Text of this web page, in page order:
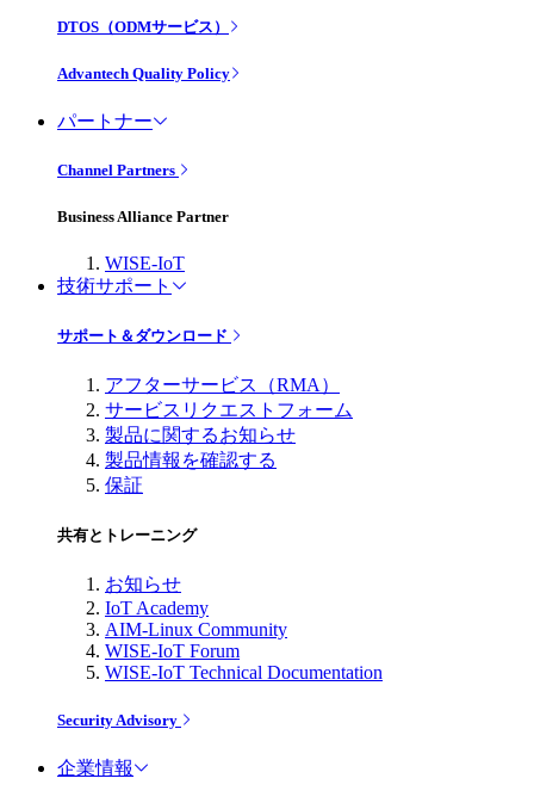
DTOS（ODMサービス）
Advantech Quality Policy
パートナー
Channel Partners
Business Alliance Partner
WISE-IoT
技術サポート
サポート＆ダウンロード
アフターサービス（RMA）
サービスリクエストフォーム
製品に関するお知らせ
製品情報を確認する
保証
共有とトレーニング
お知らせ
IoT Academy
AIM-Linux Community
WISE-IoT Forum
WISE-IoT Technical Documentation
Security Advisory
企業情報